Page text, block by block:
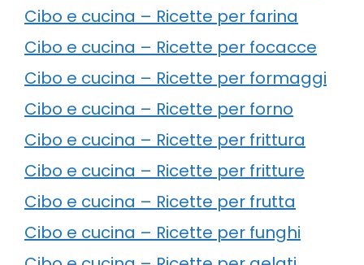
Cibo e cucina – Ricette per farina
Cibo e cucina – Ricette per focacce
Cibo e cucina – Ricette per formaggi
Cibo e cucina – Ricette per forno
Cibo e cucina – Ricette per frittura
Cibo e cucina – Ricette per fritture
Cibo e cucina – Ricette per frutta
Cibo e cucina – Ricette per funghi